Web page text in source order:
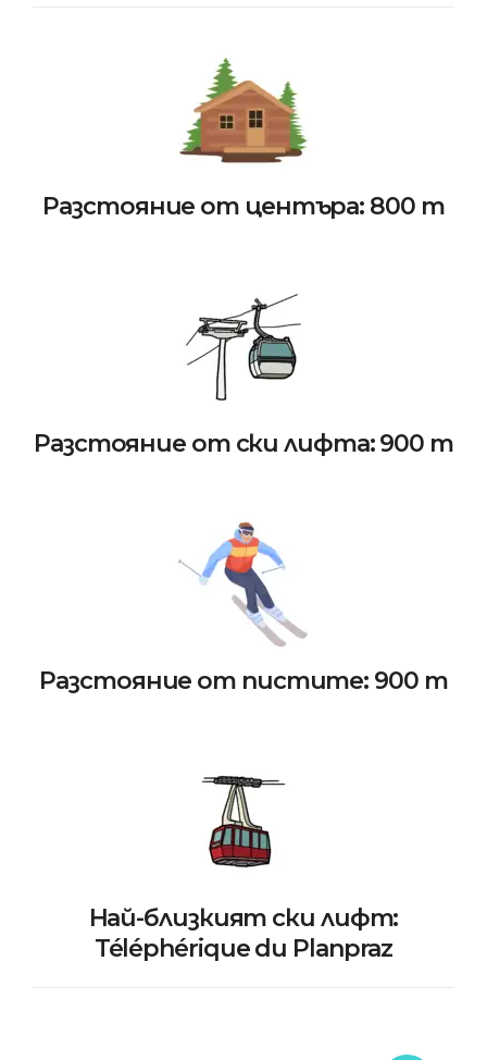
Разстояние от центъра: 800 m
Разстояние от ски лифта: 900 m
Разстояние от пистите: 900 m
Най-близкият ски лифт:
Téléphérique du Planpraz